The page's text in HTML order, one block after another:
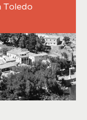
Toledo